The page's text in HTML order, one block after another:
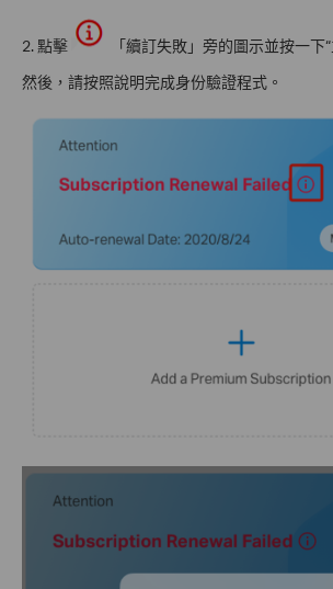
2. 點擊
「續訂失敗」旁的圖示並按一下“
然後，請按照說明完成身份驗證程式。